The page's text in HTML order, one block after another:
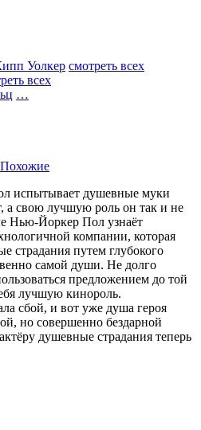
Уолкер смотреть всех
всех
…
Похожие
испытывает душевные муки
а свою лучшую роль он так и не
Нью-Йоркер Пол узнаёт
компании, которая
страдания путем глубокого
самой души. Не долго
предложением до той
лучшую кинороль.
сбой, и вот уже душа героя
но совершенно бездарной
душевные страдания теперь